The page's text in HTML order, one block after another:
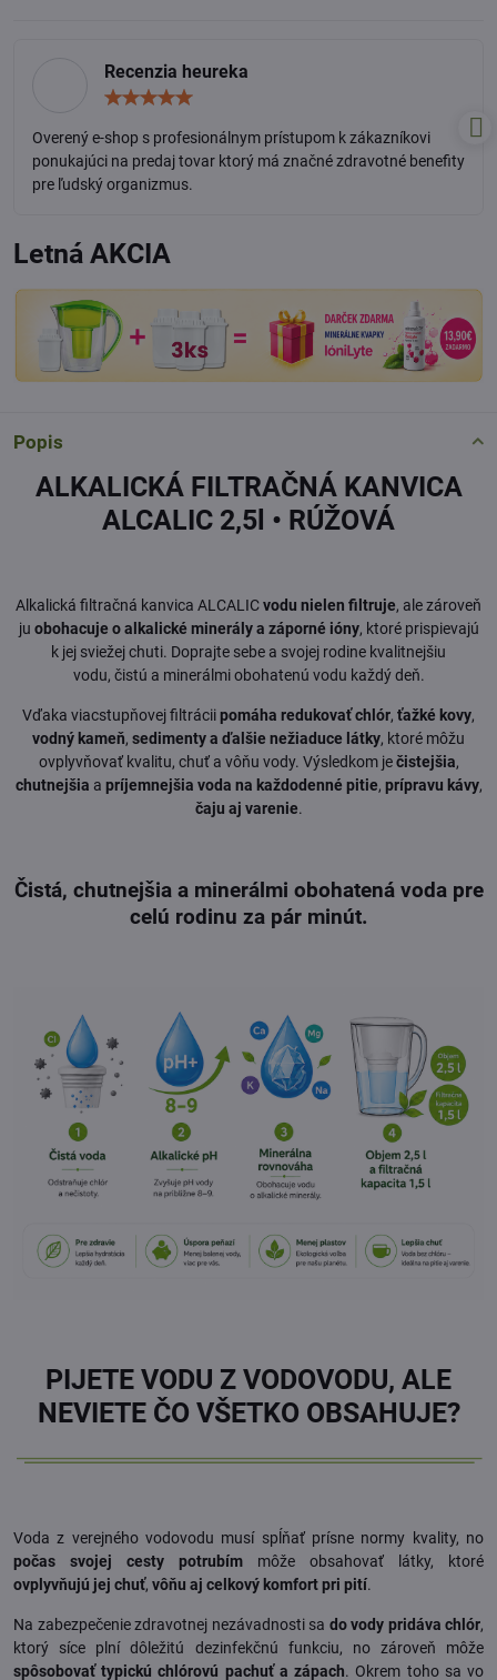
Recenzia heureka
5
Overený e-shop s profesionálnym prístupom k zákazníkovi
ponukajúci na predaj tovar ktorý má značné zdravotné benefity
pre ľudský organizmus.
Letná AKCIA
Popis
ALKALICKÁ FILTRAČNÁ KANVICA
ALCALIC 2,5l • RÚŽOVÁ
Alkalická filtračná kanvica ALCALICvodu nielen filtruje, ale zároveň
ju obohacuje o alkalické minerály a záporné ióny, ktoré prispievajú
k jej sviežej chuti. Doprajte sebe a svojej rodine kvalitnejšiu
vodu, čistú a minerálmi obohatenú vodu každý deň.
Vďaka viacstupňovej filtráciipomáha redukovať chlór, ťažké kovy,
vodný kameň, sedimenty a ďalšie nežiaduce látky, ktoré môžu
ovplyvňovať kvalitu, chuť a vôňu vody. Výsledkom ječistejšia,
chutnejšia a príjemnejšia voda na každodenné pitie, prípravu kávy,
čaju aj varenie.
Čistá, chutnejšia a minerálmi obohatená voda pre
celú rodinu za pár minút.
PIJETE VODU Z VODOVODU, ALE
NEVIETE ČO VŠETKO OBSAHUJE?
Voda z verejného vodovodu musí spĺňať prísne normy kvality, no
počas svojej cesty potrubím môže obsahovať látky, ktoré
ovplyvňujú jej chuť, vôňu aj celkový komfort pri pití.
Na zabezpečenie zdravotnej nezávadnosti sa do vody pridáva chlór,
ktorý síce plní dôležitú dezinfekčnú funkciu, no zároveň môže
spôsobovať typickú chlórovú pachuť a zápach. Okrem toho sa vo